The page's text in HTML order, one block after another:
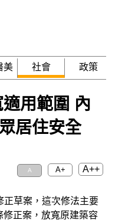
美 社會 政策
用範圍 內
居住安全
A A+ A++
正草案，這次修法主要
正案，放寬原建築容